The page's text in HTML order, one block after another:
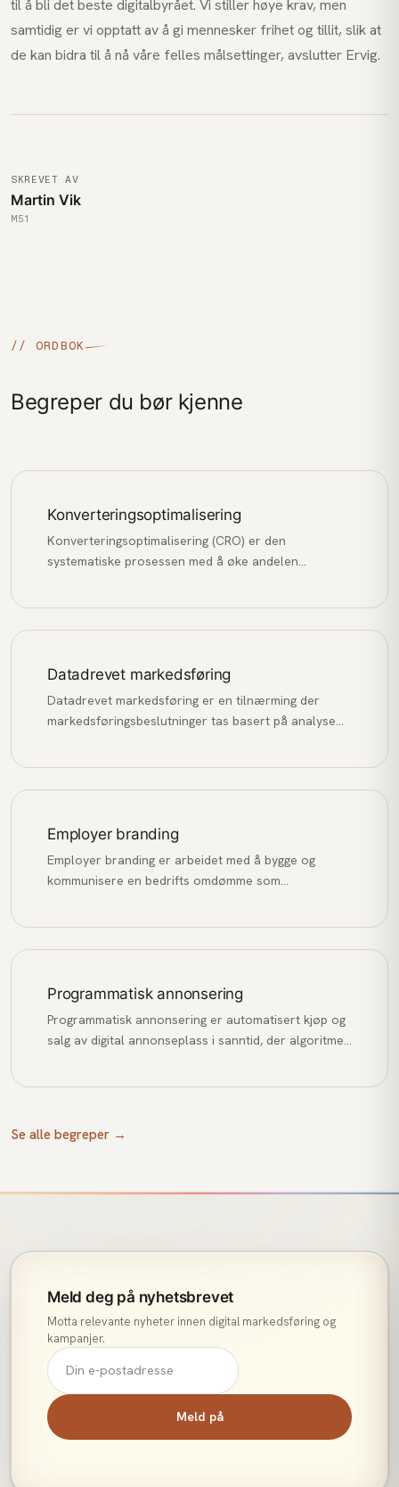
til å bli det beste digitalbyrået. Vi stiller høye krav, men
samtidig er vi opptatt av å gi mennesker frihet og tillit, slik at
de kan bidra til å nå våre felles målsettinger, avslutter Ervig.
SKREVET AV
Martin Vik
M51
// ORDBOK
Begreper du bør kjenne
Konverteringsoptimalisering
Konverteringsoptimalisering (CRO) er den
systematiske prosessen med å øke andelen
Datadrevet markedsføring
Datadrevet markedsføring er en tilnærming der
markedsføringsbeslutninger tas basert på analyse
Employer branding
Employer branding er arbeidet med å bygge og
kommunisere en bedrifts omdømme som
Programmatisk annonsering
Programmatisk annonsering er automatisert kjøp og
salg av digital annonseplass i sanntid, der algoritmer
Se alle begreper →
Meld deg på nyhetsbrevet
Motta relevante nyheter innen digital markedsføring og
kampanjer.
Meld på